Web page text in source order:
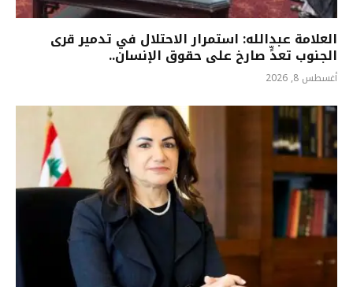
العلامة عبدالله: استمرار الاحتلال في تدمير قرى
الجنوب تعدٍّ صارخ على حقوق الإنسان..
أغسطس 8, 2026